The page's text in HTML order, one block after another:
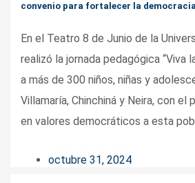
convenio para fortalecer la
En el Teatro 8 de Junio de la
realizó la jornada pedagógica “Viva
a más de 300 niños, niñas y
Villamaría, Chinchiná y Neira, con
en valores democráticos a esta
octubre 31, 2024